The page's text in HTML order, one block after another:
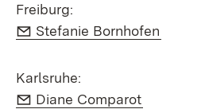
Freiburg:
E-Mail:
Stefanie Bornhofen
Karlsruhe:
E-Mail:
Diane Comparot